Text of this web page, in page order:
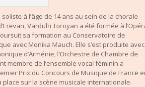
à l’âge de 14 ans au sein de la chorale
Varduhi Toroyan a été formée à
sa formation au Conservatoire de
avec Monika Mauch. Elle s’est produite avec
d’Arménie, l’Orchestre de Chambre de
membre de l’ensemble vocal féminin a
Prix du Concours de Musique de France
sur la scène musicale internationale.